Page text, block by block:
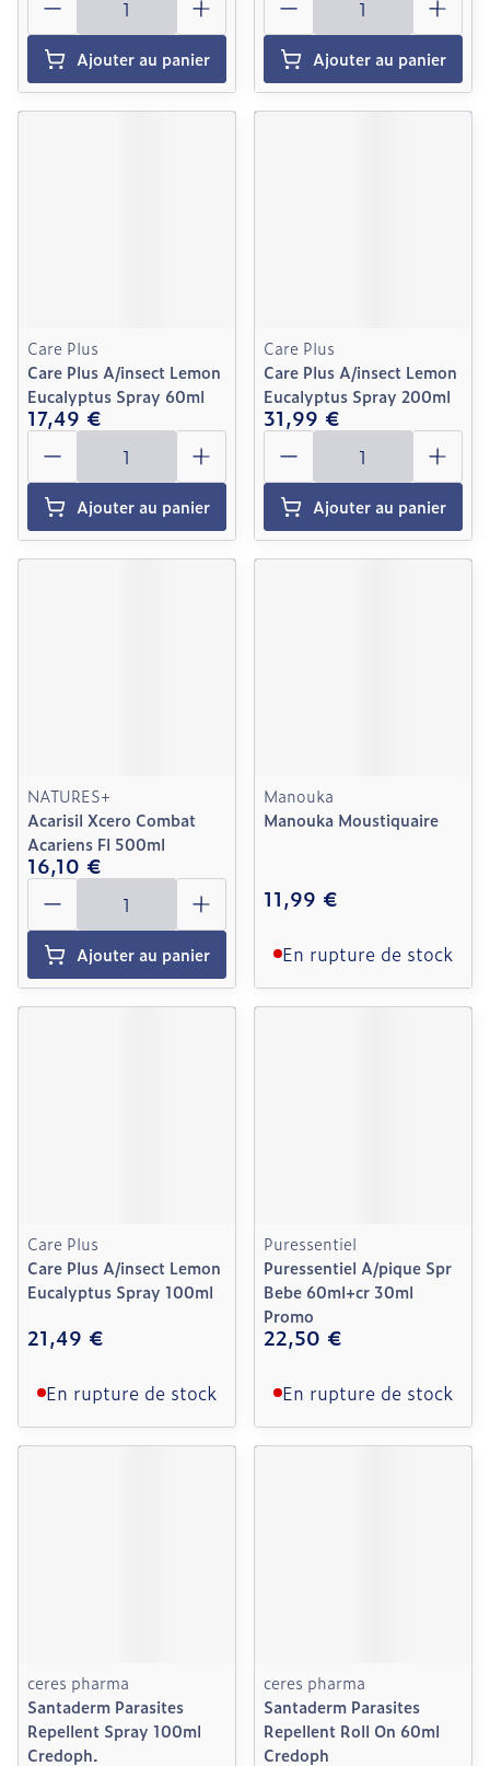
Ajouter au panier Ajouter au panier
Care Plus
Care Plus A/insect Lemon
Eucalyptus Spray 60ml
17,49 €
Quantité
Ajouter au panier
Care Plus
Care Plus A/insect Lemon
Eucalyptus Spray 200ml
31,99 €
Quantité
Ajouter au panier
NATURES+
Acarisil Xcero Combat
Acariens Fl 500ml
16,10 €
Quantité
Ajouter au panier
Manouka
Manouka Moustiquaire
11,99 €
En rupture de stock
Care Plus
Care Plus A/insect Lemon
Eucalyptus Spray 100ml
21,49 €
En rupture de stock
Puressentiel
Puressentiel A/pique Spr
Bebe 60ml+cr 30ml
Promo
22,50 €
En rupture de stock
ceres pharma
Santaderm Parasites
Repellent Spray 100ml
Credoph.
ceres pharma
Santaderm Parasites
Repellent Roll On 60ml
Credoph